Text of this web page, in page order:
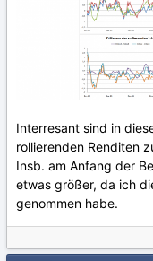
Interresant sind in
rollierenden Renditen
Insb. am Anfang der
etwas größer, da ich
genommen habe.